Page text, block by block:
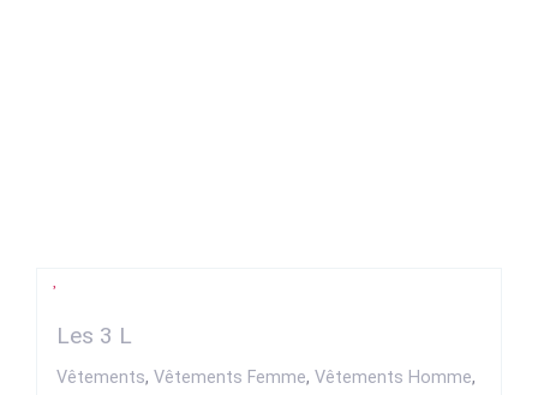
Les 3 L
Vêtements, Vêtements Femme, Vêtements Homme,